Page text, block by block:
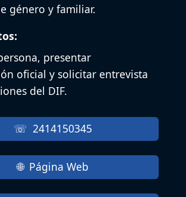
género y familiar.
presentar
oficial y solicitar entrevista
del DIF.
2414150345
Página Web